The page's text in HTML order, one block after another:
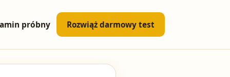
próbny Rozwiąż darmowy test